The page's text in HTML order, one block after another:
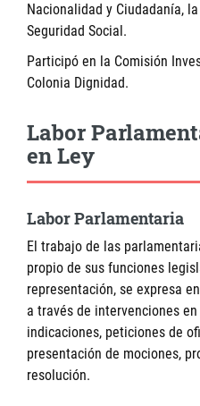
Nacionalidad y Ciudadanía,
Seguridad Social.
Participó en la Comisión
Colonia Dignidad.
Labor
en Ley
Labor Parlamentaria
El trabajo de las
propio de sus funciones
representación, se expresa
a través de intervenciones
indicaciones, peticiones de
presentación de mociones,
resolución.